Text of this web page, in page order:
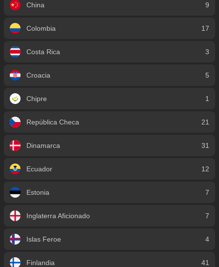
China 9
Colombia 17
Costa Rica 3
Croacia 5
Chipre 1
República Checa 21
Dinamarca 31
Ecuador 12
Estonia 7
Inglaterra Aficionado 7
Islas Feroe 4
Finlandia 41